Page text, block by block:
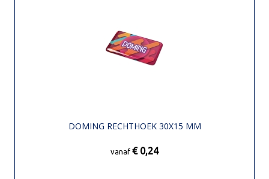
DOMING RECHTHOEK 30X15 MM
vanaf € 0,24